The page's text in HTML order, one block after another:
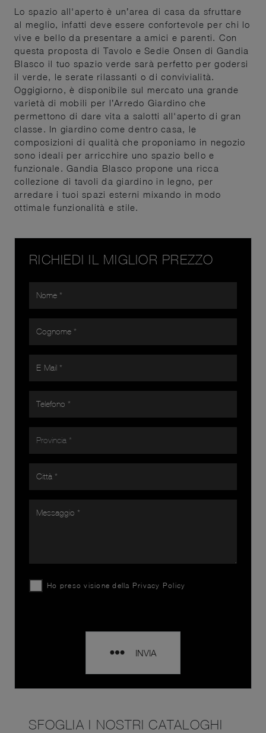
Lo spazio all'aperto è un’area di casa da sfruttare
al meglio, infatti deve essere confortevole per chi lo
vive e bello da presentare a amici e parenti. Con
questa proposta di Tavolo e Sedie Onsen di Gandia
Blasco il tuo spazio verde sarà perfetto per godersi
il verde, le serate rilassanti o di convivialità.
Oggigiorno, è disponibile sul mercato una grande
varietà di mobili per l’Arredo Giardino che
permettono di dare vita a salotti all'aperto di gran
classe. In giardino come dentro casa, le
composizioni di qualità che proponiamo in negozio
sono ideali per arricchire uno spazio bello e
funzionale. Gandia Blasco propone una ricca
collezione di tavoli da giardino in legno, per
arredare i tuoi spazi esterni mixando in modo
ottimale funzionalità e stile.
RICHIEDI IL MIGLIOR PREZZO
Ho preso visione della Privacy Policy
INVIA
SFOGLIA I NOSTRI CATALOGHI